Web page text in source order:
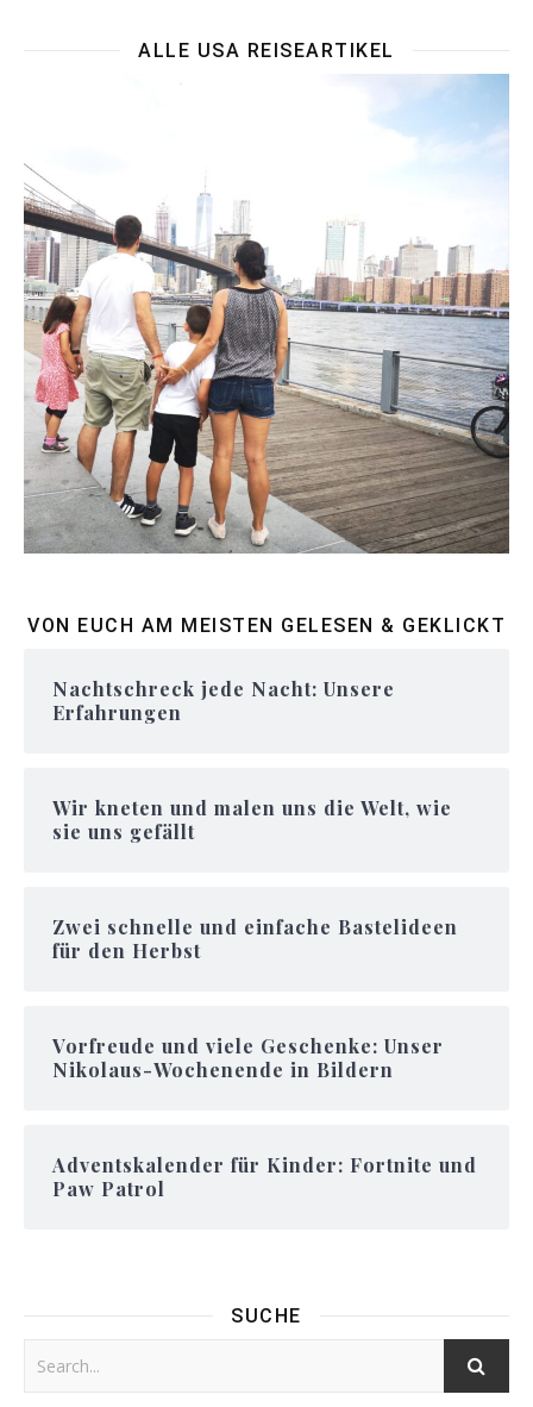
ALLE USA REISEARTIKEL
VON EUCH AM MEISTEN GELESEN & GEKLICKT
Nachtschreck jede Nacht: Unsere
Erfahrungen
Wir kneten und malen uns die Welt, wie
sie uns gefällt
Zwei schnelle und einfache Bastelideen
für den Herbst
Vorfreude und viele Geschenke: Unser
Nikolaus-Wochenende in Bildern
Adventskalender für Kinder: Fortnite und
Paw Patrol
SUCHE